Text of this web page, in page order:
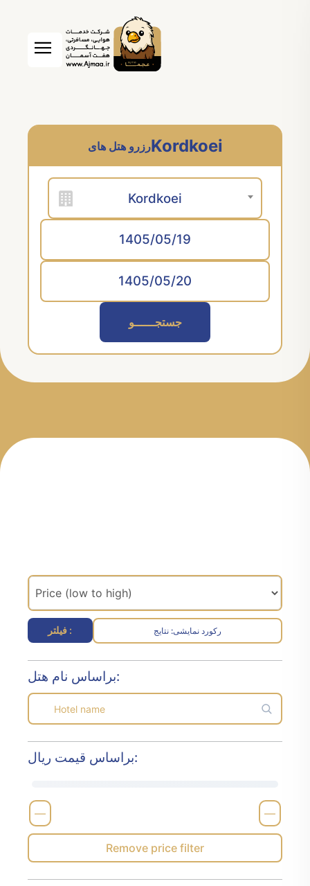
Kordkoeiرزرو هتل های
Kordkoei
جستجــــــو
فیلتر : نتایج :رکورد نمایشی
براساس نام هتل:
براساس قیمت ریال:
—
—
Remove price filter